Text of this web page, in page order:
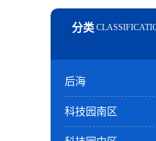
后海
科技园南区